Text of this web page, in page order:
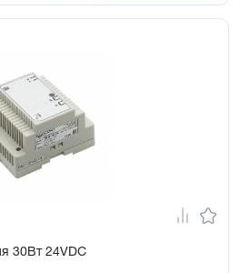
30Вт 24VDC